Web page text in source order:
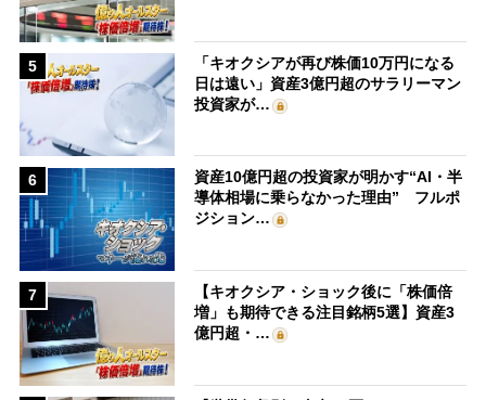
5
「キオクシアが再び株価10万円になる
日は遠い」資産3億円超のサラリーマン
投資家が…
6
資産10億円超の投資家が明かす“AI・半
導体相場に乗らなかった理由” フルポ
ジション…
7
【キオクシア・ショック後に「株価倍
増」も期待できる注目銘柄5選】資産3
億円超・…